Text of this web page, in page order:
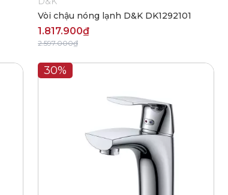
Vòi chậu nóng lạnh D&K DK1292101
1.817.900₫
2.597.000₫
30%